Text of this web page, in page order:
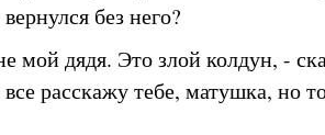
без него?
мой дядя. Это злой колдун, -
расскажу тебе, матушка, но